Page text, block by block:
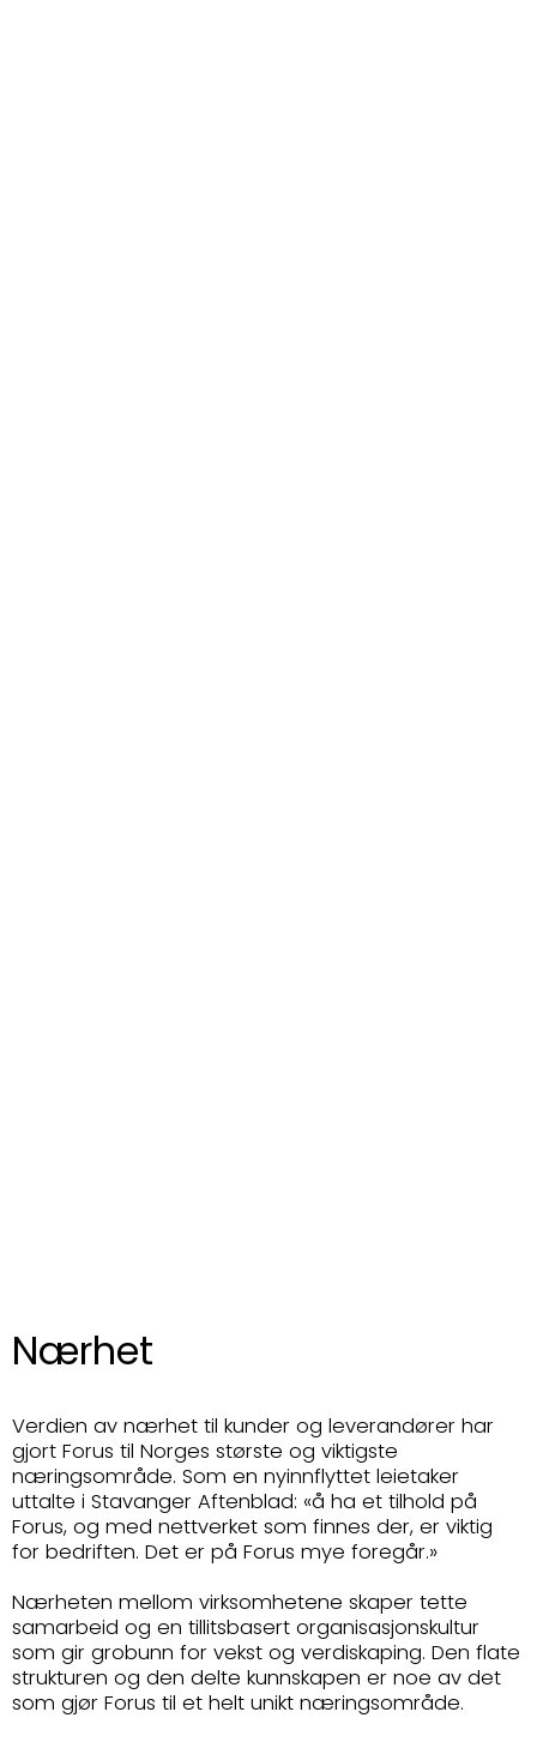
Nærhet
Verdien av nærhet til kunder og leverandører har
gjort Forus til Norges største og viktigste
næringsområde. Som en nyinnflyttet leietaker
uttalte i Stavanger Aftenblad: «å ha et tilhold på
Forus, og med nettverket som finnes der, er viktig
for bedriften. Det er på Forus mye foregår.»
Nærheten mellom virksomhetene skaper tette
samarbeid og en tillitsbasert organisasjonskultur
som gir grobunn for vekst og verdiskaping. Den flate
strukturen og den delte kunnskapen er noe av det
som gjør Forus til et helt unikt næringsområde.